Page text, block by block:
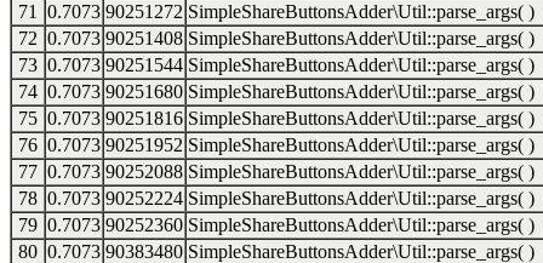
71
0.7073 90251272 SimpleShareButtonsAdder\Util::parse_args( )
72 0.7073 90251408 SimpleShareButtonsAdder\Util::parse_args( )
73 0.7073 90251544 SimpleShareButtonsAdder\Util::parse_args( )
74 0.7073 90251680 SimpleShareButtonsAdder\Util::parse_args( )
75 0.7073 90251816 SimpleShareButtonsAdder\Util::parse_args( )
76 0.7073 90251952 SimpleShareButtonsAdder\Util::parse_args( )
77 0.7073 90252088 SimpleShareButtonsAdder\Util::parse_args( )
78 0.7073 90252224 SimpleShareButtonsAdder\Util::parse_args( )
79 0.7073 90252360 SimpleShareButtonsAdder\Util::parse_args( )
80 0.7073 90383480 SimpleShareButtonsAdder\Util::parse_args( )